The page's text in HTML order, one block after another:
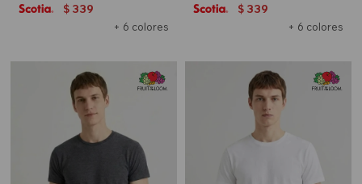
+ 6 colores
$ 339
+ 6 colores
$ 339